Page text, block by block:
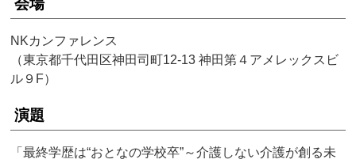
会場
NKカンファレンス
（東京都千代田区神田司町12-13 神田第４アメレックスビ
ル９F）
演題
「最終学歴は“おとなの学校卒”～介護しない介護が創る未